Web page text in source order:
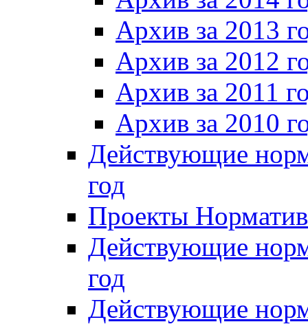
Архив за 2013
Архив за 2012
Архив за 2011
Архив за 2010
Действующие
год
Проекты
Действующие
год
Действующие